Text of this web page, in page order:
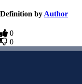
Definition byAuthor
0
0